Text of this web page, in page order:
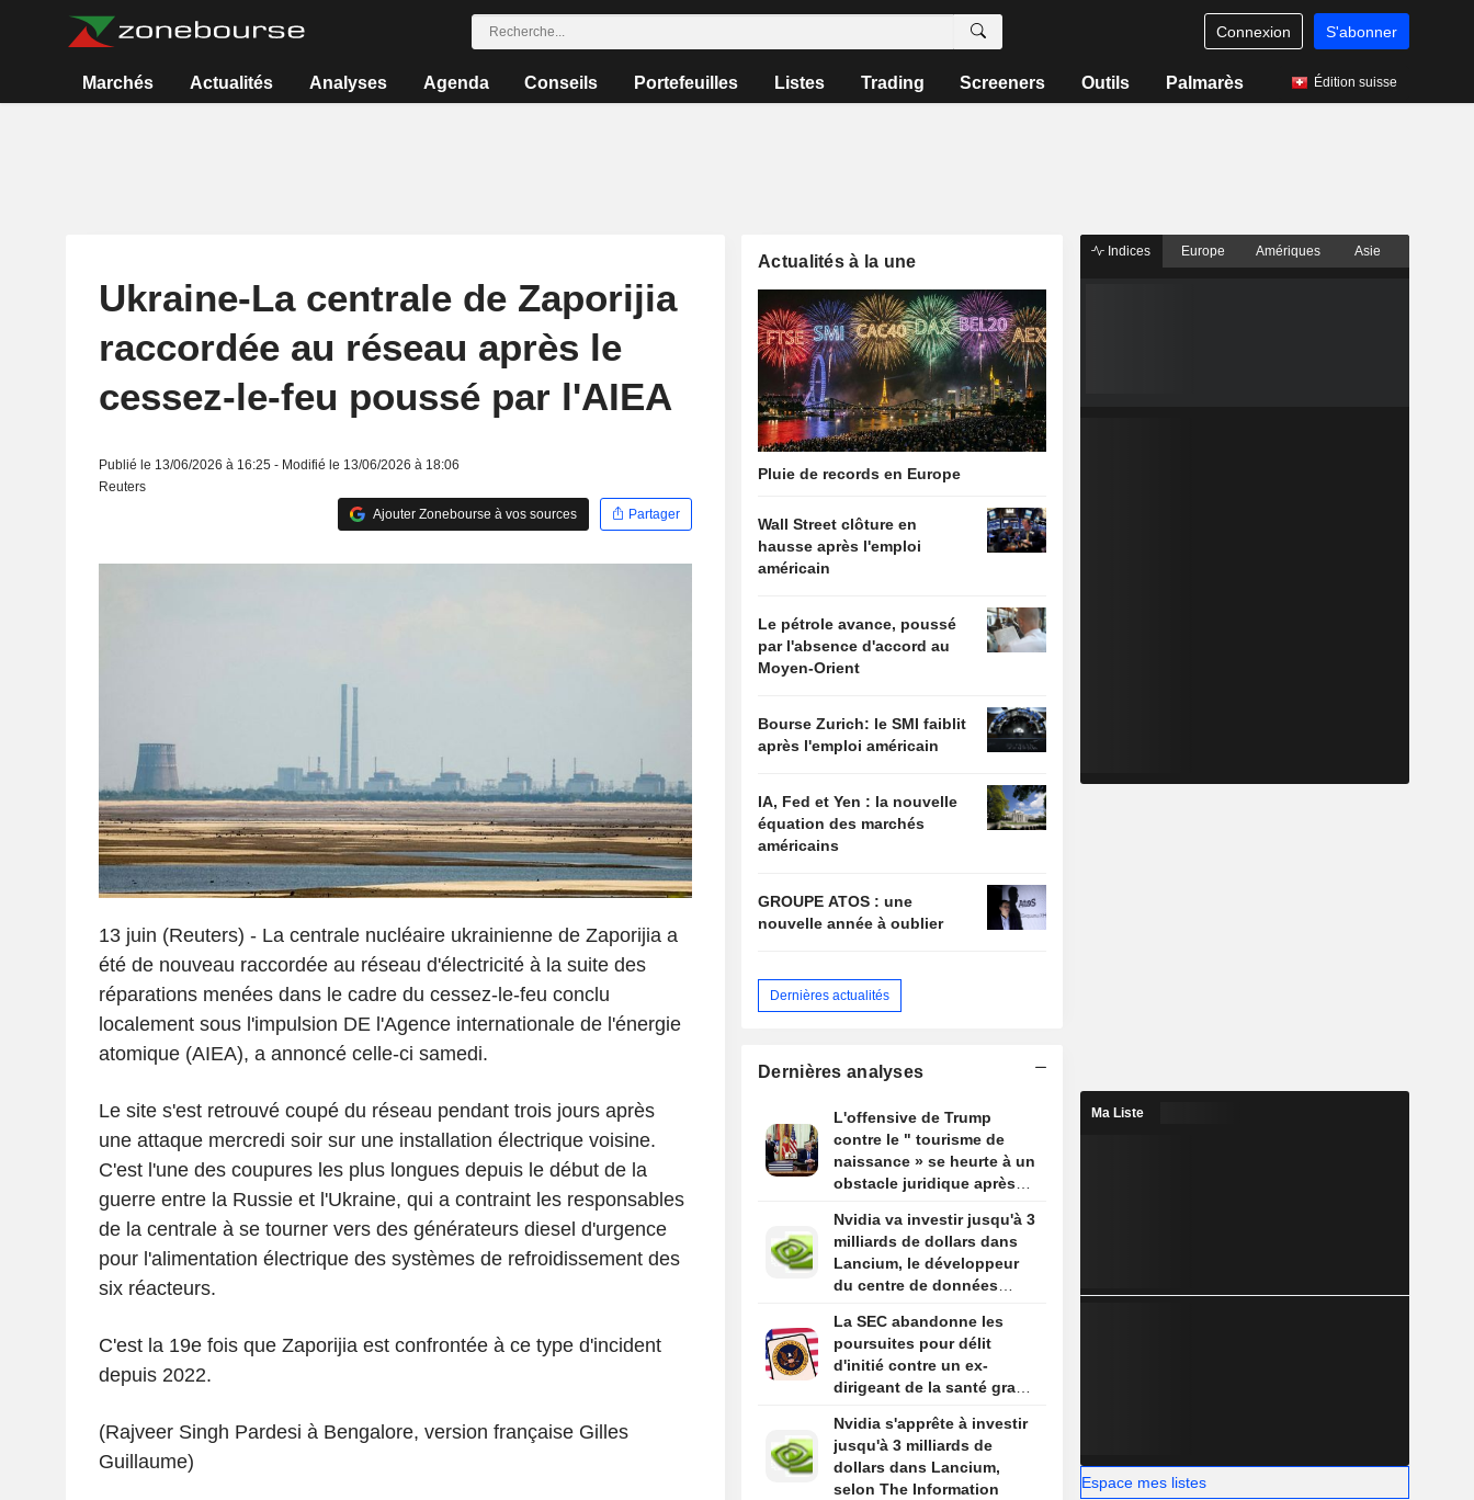
Connexion S'abonner
Marchés Actualités Analyses Agenda Conseils Portefeuilles Listes Trading Screeners Outils Palmarès Édition suisse
Ukraine-La centrale de Zaporijia
raccordée au réseau après le
cessez-le-feu poussé par l'AIEA
Publié le 13/06/2026 à 16:25 - Modifié le 13/06/2026 à 18:06
Reuters
Ajouter Zonebourse à vos sources
Partager
13 juin (Reuters) - La centrale nucléaire ukrainienne de Zaporijia a
été de nouveau raccordée au réseau d'électricité à la suite des
réparations menées dans le cadre du cessez-le-feu conclu
localement sous l'impulsion DE l'Agence internationale de l'énergie
atomique (AIEA), a annoncé celle-ci samedi.
Le site s'est retrouvé coupé du réseau pendant trois jours après
une attaque mercredi soir sur une installation électrique voisine.
C'est l'une des coupures les plus longues depuis le début de la
guerre entre la Russie et l'Ukraine, qui a contraint les responsables
de la centrale à se tourner vers des générateurs diesel d'urgence
pour l'alimentation électrique des systèmes de refroidissement des
six réacteurs.
C'est la 19e fois que Zaporijia est confrontée à ce type d'incident
depuis 2022.
(Rajveer Singh Pardesi à Bengalore, version française Gilles
Guillaume)
Actualités à la une
Pluie de records en Europe
Wall Street clôture en
hausse après l'emploi
américain
Le pétrole avance, poussé
par l'absence d'accord au
Moyen-Orient
Bourse Zurich: le SMI faiblit
après l'emploi américain
IA, Fed et Yen : la nouvelle
équation des marchés
américains
GROUPE ATOS : une
nouvelle année à oublier
Dernières actualités
Dernières analyses
L'offensive de Trump
contre le " tourisme de
naissance » se heurte à un
obstacle juridique après
suprême
Nvidia va investir jusqu'à 3
milliards de dollars dans
Lancium, le développeur
du centre de données
Information
La SEC abandonne les
poursuites pour délit
d'initié contre un ex-
dirigeant de la santé gracié
Nvidia s'apprête à investir
jusqu'à 3 milliards de
dollars dans Lancium,
selon The Information
Indices Europe Amériques Asie
Ma Liste
Espace mes listes